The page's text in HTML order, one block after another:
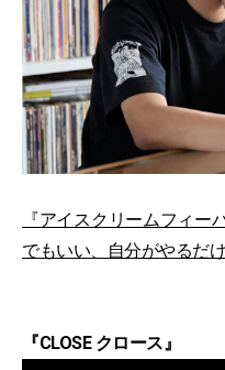
『アイスクリームフィ
でもいい、自分がやるだけ
『CLOSE クロース』